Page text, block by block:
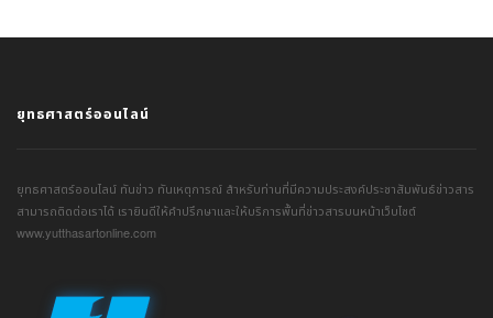
ยุทธศาสตร์ออนไลน์
ยุทธศาสตร์ออนไลน์ ทันข่าว ทันเหตุการณ์ สำหรับท่านที่มีความประสงค์ประชาสัมพันธ์ข่าวสาร
สามารถติดต่อเราได้ เรายินดีให้คำปรึกษาและให้บริการพื้นที่ข่าวสารบนหน้าเว็บไซต์
www.yutthasartonline.com